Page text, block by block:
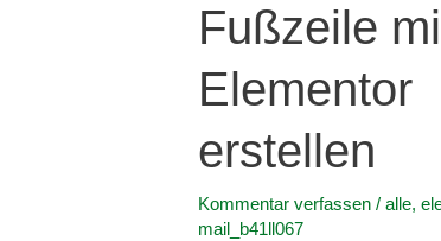
Fußzeile
Elementor
erstellen
Kommentar verfassen / alle,
mail_b41ll067